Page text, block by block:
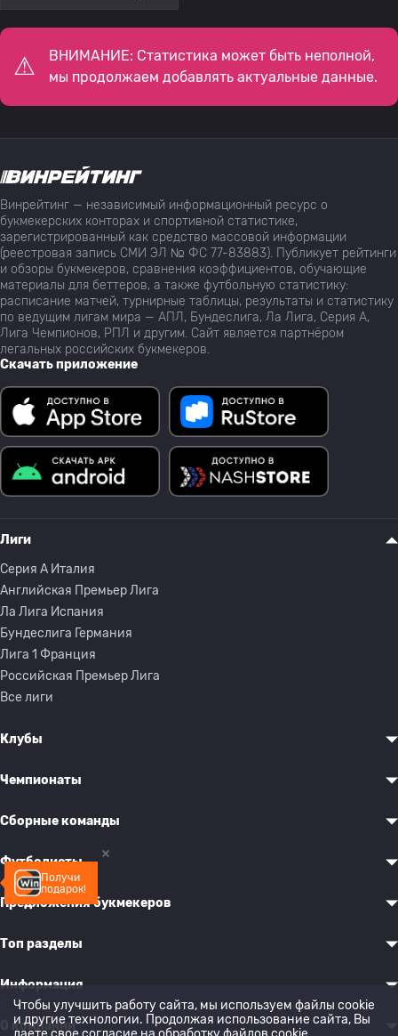
ВНИМАНИЕ: Статистика может быть неполной,
мы продолжаем добавлять актуальные данные.
Получи
подарок!
Винрейтинг — независимый информационный ресурс о
букмекерских конторах и спортивной статистике,
зарегистрированный как средство массовой информации
(реестровая запись СМИ ЭЛ № ФС 77-83883). Публикует рейтинги
и обзоры букмекеров, сравнения коэффициентов, обучающие
материалы для беттеров, а также футбольную статистику:
расписание матчей, турнирные таблицы, результаты и статистику
по ведущим лигам мира — АПЛ, Бундеслига, Ла Лига, Серия А,
Лига Чемпионов, РПЛ и другим. Сайт является партнёром
легальных российских букмекеров.
Скачать приложение
Лиги
Серия A Италия
Английская Премьер Лига
Ла Лига Испания
Бундеслига Германия
Лига 1 Франция
Российская Премьер Лига
Все лиги
Клубы
Чемпионаты
Сборные команды
Футболисты
Предложения букмекеров
Топ разделы
Информация
О компании
Чтобы улучшить работу сайта, мы используем файлы cookie
и другие технологии. Продолжая использование сайта, Вы